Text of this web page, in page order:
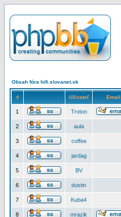
Obsah fóra hifi.slovanet.sk
# Užívateľ Email
1 Troton
2 aula
3 coffee
4 jardag
5 BV
6 dustin
7 Kuba4
8 mrazik